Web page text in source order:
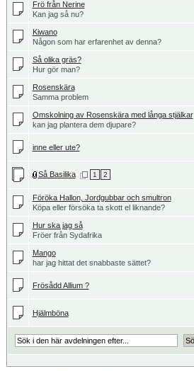
Frö från Nerine
Kan jag så nu?
Kiwano
Någon som har erfarenhet av denna?
Så olika gräs?
Hur gör man?
Rosenskära
Samma problem
Omskolning av Rosenskära med långa stjälkar
kan jag plantera dem djupare?
inne eller ute?
Så Basilika 1 2
Föröka Hallon, Jordgubbar och smultron
Köpa eller försöka ta skott el liknande?
Hur ska jag så
Fröer från Sydafrika
Mango
har jag hittat det snabbaste sättet?
Frösådd Allium ?
Hjälmböna